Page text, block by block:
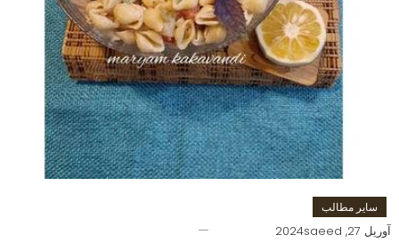
سایر مطالب
آوریل 27, 2024 saeed